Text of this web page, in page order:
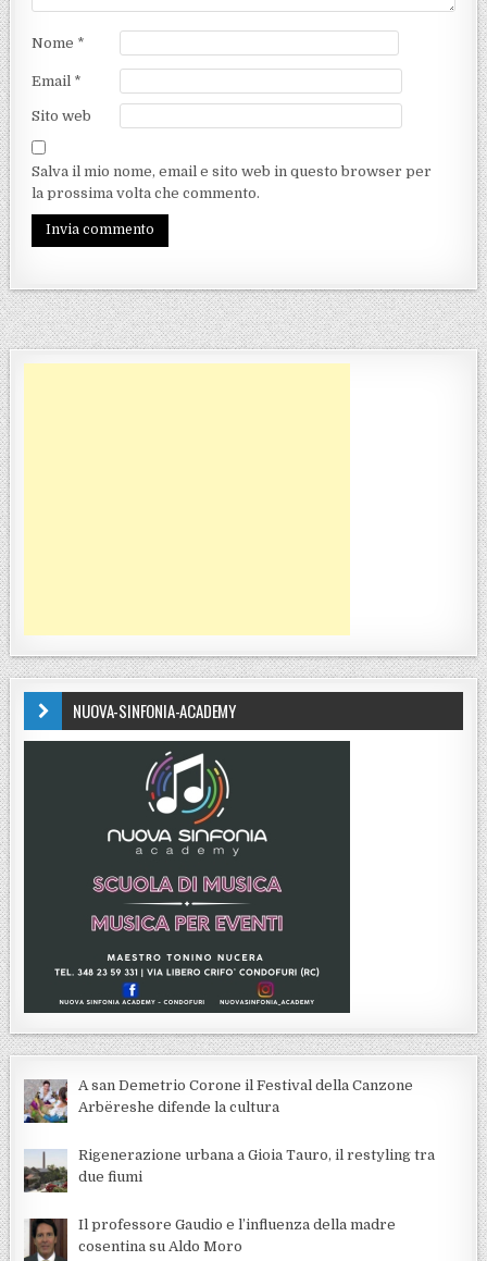
Nome *
Email *
Sito web
Salva il mio nome, email e sito web in questo browser per
la prossima volta che commento.
NUOVA-SINFONIA-ACADEMY
A san Demetrio Corone il Festival della Canzone
Arbëreshe difende la cultura
Rigenerazione urbana a Gioia Tauro, il restyling tra
due fiumi
Il professore Gaudio e l’influenza della madre
cosentina su Aldo Moro